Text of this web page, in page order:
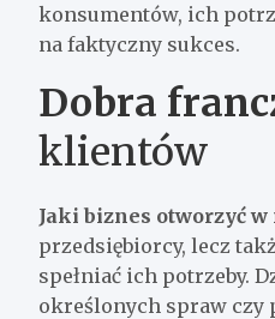
konsumentów, ich
na faktyczny sukces.
Dobra
klientów
Jaki biznes otworzyć w
przedsiębiorcy, lecz
spełniać ich potrzeby.
określonych spraw czy